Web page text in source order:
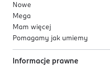
Nowe
Mega
Mam więcej
Pomagamy jak umiemy
Informacje prawne